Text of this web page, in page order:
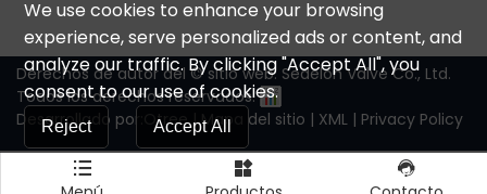
Derechos de autor del © sitio web: Sedelon Valve Co., Ltd.
Todos los derechos reservados.
Desarrollado por:Otree|Mapa del sitio | XML | Privacy Policy
We use cookies to enhance your browsing
experience, serve personalized ads or content, and
analyze our traffic. By clicking "Accept All", you
consent to our use of cookies.
Reject Accept All